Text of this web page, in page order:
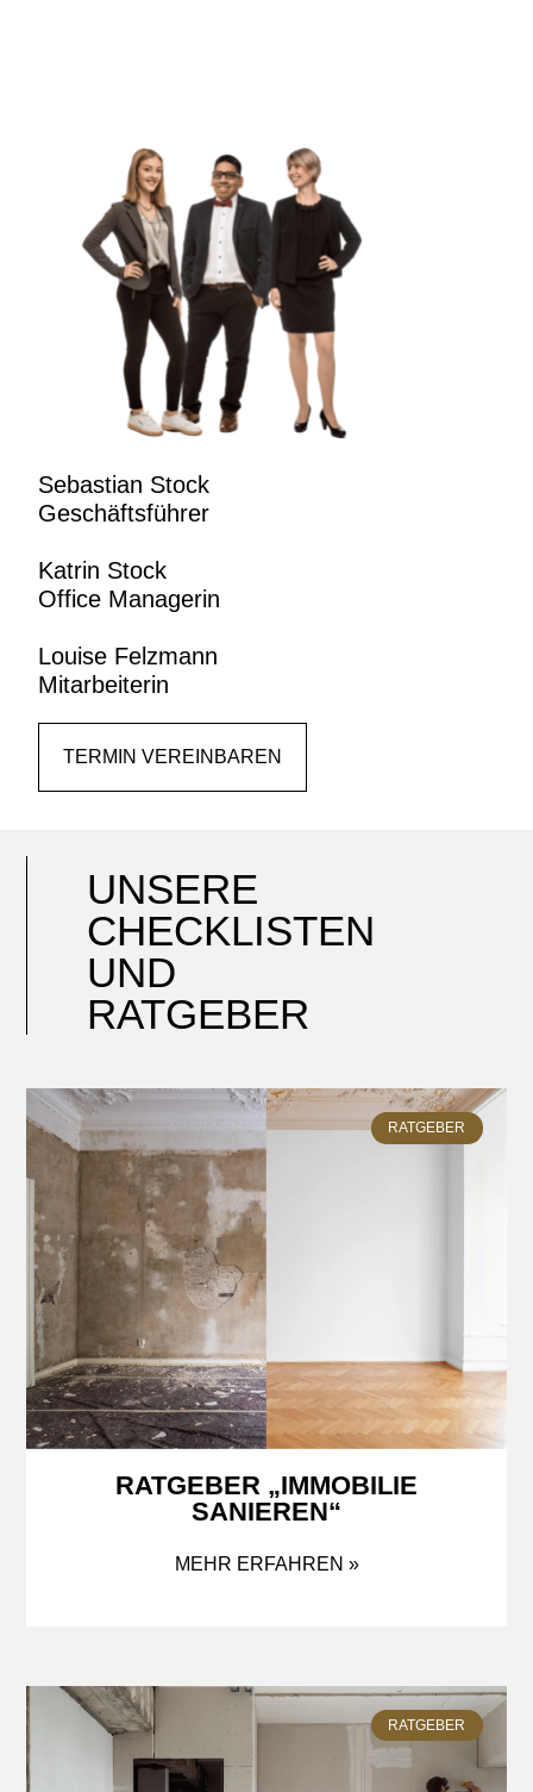
Sebastian Stock
Geschäftsführer
Katrin Stock
Office Managerin
Louise Felzmann
Mitarbeiterin
TERMIN VEREINBAREN
UNSERE
CHECKLISTEN
UND
RATGEBER
RATGEBER
RATGEBER „IMMOBILIE
SANIEREN“
MEHR ERFAHREN »
RATGEBER